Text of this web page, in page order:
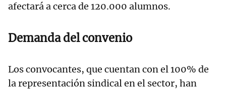
afectará a cerca de 120.000 alumnos.
Demanda del convenio
Los convocantes, que cuentan con el 100% de
la representación sindical en el sector, han